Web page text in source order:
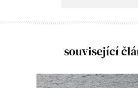
související